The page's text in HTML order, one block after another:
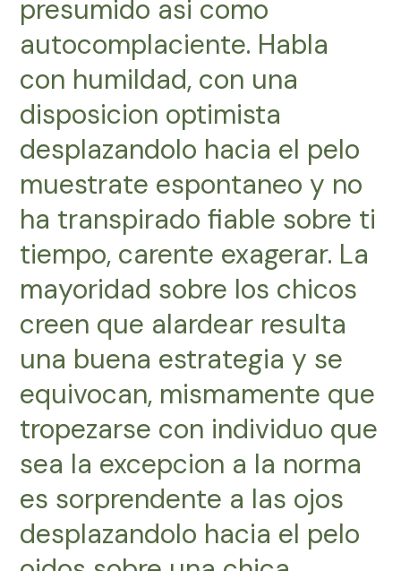
presumido asi­ como
autocomplaciente. Habla
con humildad, con una
disposicion optimista
desplazandolo hacia el pelo
muestrate espontaneo y no
ha transpirado fiable sobre ti
tiempo, carente exagerar. La
mayoridad sobre los chicos
creen que alardear resulta
una buena estrategia y se
equivocan, mismamente que
tropezarse con individuo que
sea la excepcion a la norma
es sorprendente a las ojos
desplazandolo hacia el pelo